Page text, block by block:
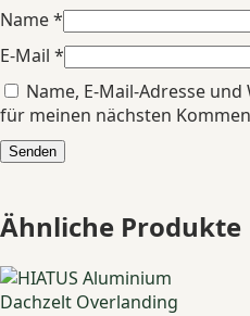
Name*
E-Mail *
Name, E-Mail-Adresse
für meinen nächsten
Ähnliche Produkte